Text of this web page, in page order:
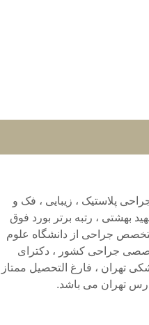
پلاستیک ، زیبایی ، فک و
بهشتی ، رتبه برتر بورد فوق
جراحی از دانشگاه علوم
جراحی کشور ، دکترای
تهران ، فارغ التحصیل ممتاز
تهران می باشد.